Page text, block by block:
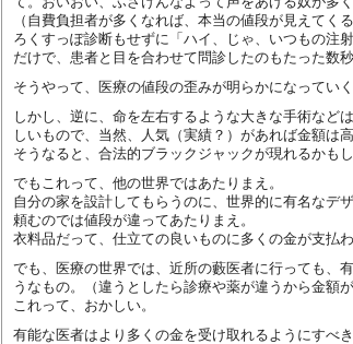
（自費負担者が多くなれば、本当の値段が見えてく
ろくすっぽ診断もせずに「ハイ、じゃ、いつもの注
だけで、患者と目を合わせて問診したのもたった数
そうやって、医療の値段の歪みが明らかになっていく
しかし、逆に、命を左右するような大きな手術など
しいもので、当然、人気（実績？）があれば金額は
そうなると、合法的ブラックジャックが現れるかもし
でもこれって、他の世界ではあたりまえ。
自分の家を設計してもらうのに、世界的に有名なデ
頼むのでは値段が違ってあたりまえ。
衣料品だって、仕立ての良いものに多くの金が支払
でも、医療の世界では、近所の藪医者に行っても、
うなもの。（違うとしたら診療や薬が違うから金額が
これって、おかしい。
有能な医者はより多くの金を受け取れるようにすべ